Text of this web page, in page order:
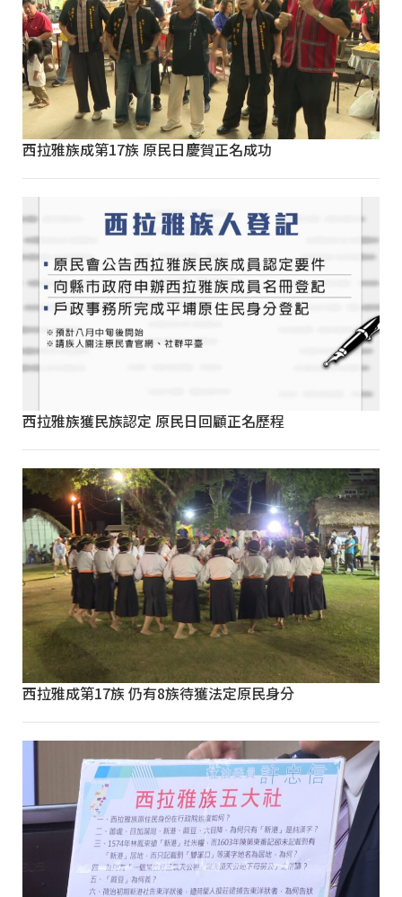
西拉雅族成第17族 原民日慶賀正名成功
西拉雅族獲民族認定 原民日回顧正名歷程
西拉雅成第17族 仍有8族待獲法定原民身分